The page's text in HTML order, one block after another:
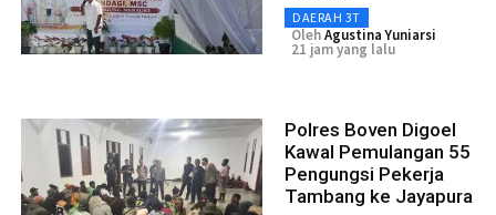
DAERAH 3T
OlehAgustina Yuniarsi
21 jam yang lalu
Polres Boven Digoel
Kawal Pemulangan 55
Pengungsi Pekerja
Tambang ke Jayapura